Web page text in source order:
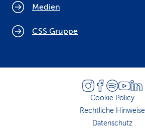
Medien
CSS Gruppe
Cookie Policy
Rechtliche Hinweise
Datenschutz